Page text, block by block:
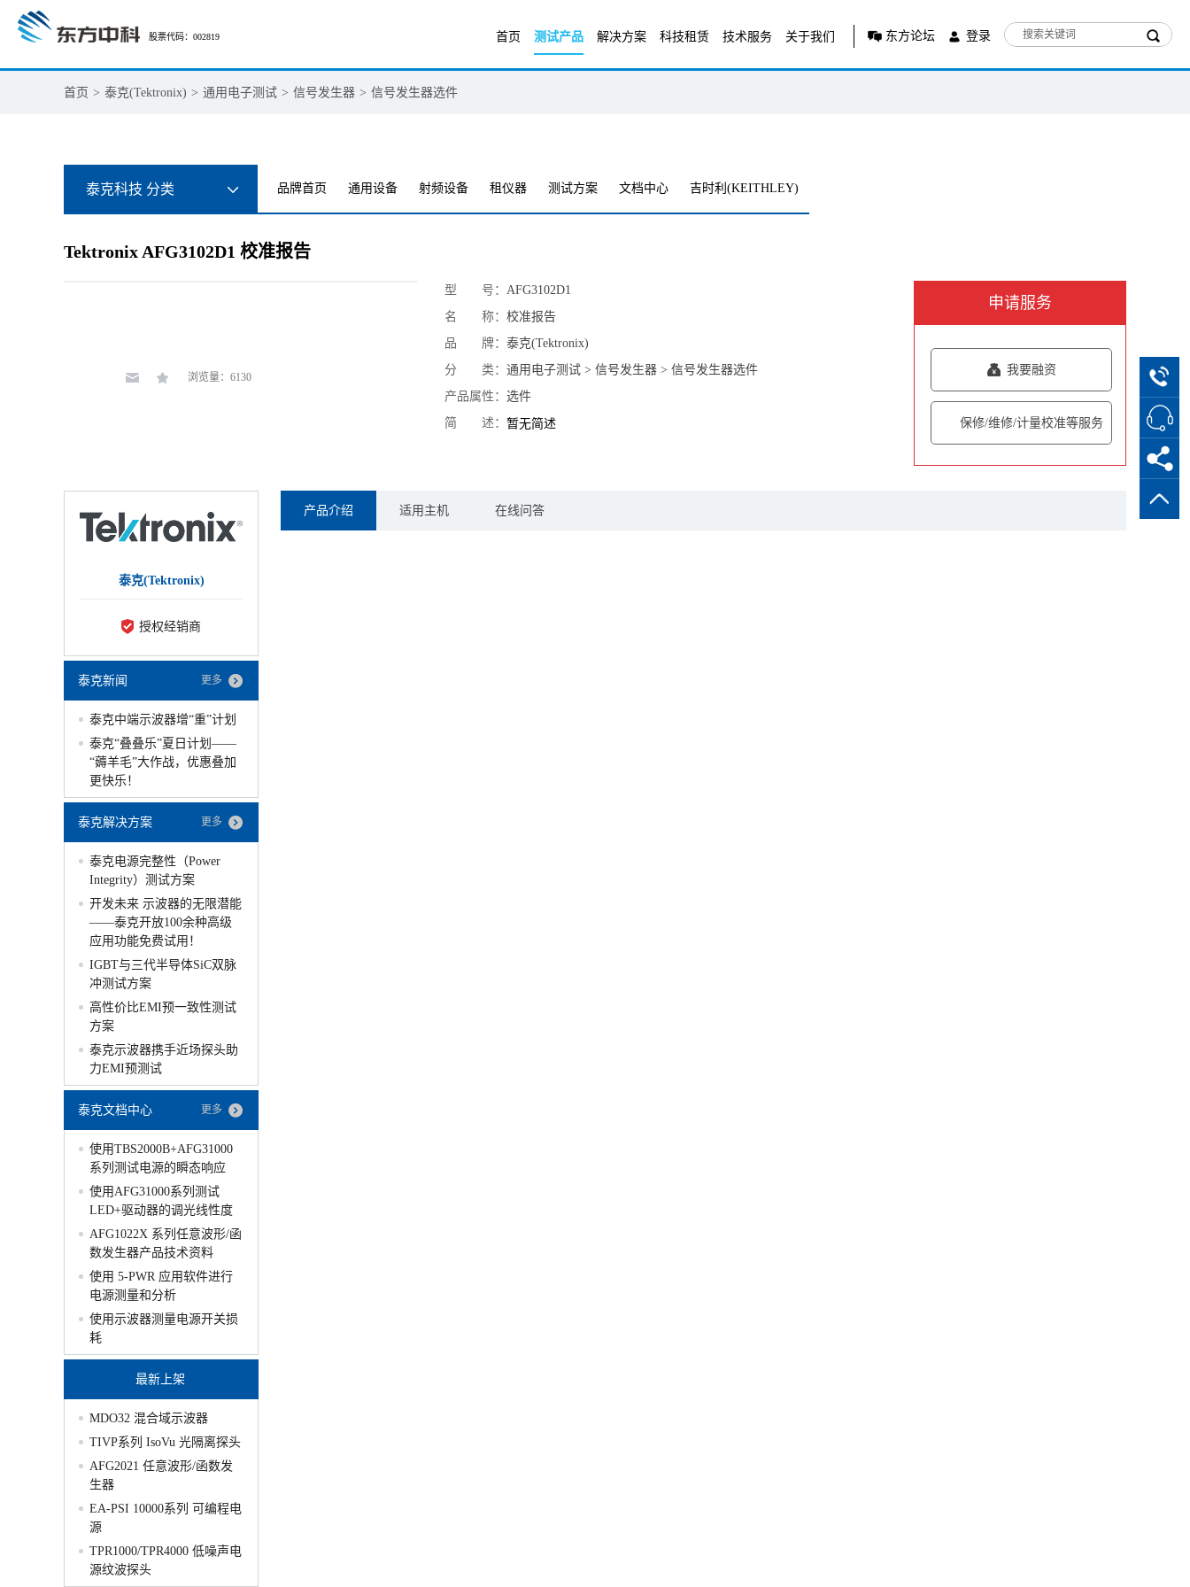
股票代码：002819 首页 测试产品 解决方案 科技租赁 技术服务 关于我们 东方论坛 登录
首页 > 泰克(Tektronix) > 通用电子测试 > 信号发生器 > 信号发生器选件
泰克科技 分类 品牌首页 通用设备 射频设备 租仪器 测试方案 文档中心 吉时利(KEITHLEY)
Tektronix AFG3102D1 校准报告
浏览量：6130
型 号： AFG3102D1
名 称： 校准报告
品 牌： 泰克(Tektronix)
分 类： 通用电子测试 > 信号发生器 > 信号发生器选件
产品属性： 选件
简 述： 暂无简述
申请服务
我要融资
保修/维修/计量校准等服务
产品介绍 适用主机 在线问答
泰克(Tektronix)
授权经销商
泰克新闻 更多
泰克中端示波器增“重”计划
泰克“叠叠乐”夏日计划——
“薅羊毛”大作战，优惠叠加
更快乐！
泰克解决方案 更多
泰克电源完整性（Power
Integrity）测试方案
开发未来 示波器的无限潜能
——泰克开放100余种高级
应用功能免费试用！
IGBT与三代半导体SiC双脉
冲测试方案
高性价比EMI预一致性测试
方案
泰克示波器携手近场探头助
力EMI预测试
泰克文档中心 更多
使用TBS2000B+AFG31000
系列测试电源的瞬态响应
使用AFG31000系列测试
LED+驱动器的调光线性度
AFG1022X 系列任意波形/函
数发生器产品技术资料
使用 5-PWR 应用软件进行
电源测量和分析
使用示波器测量电源开关损
耗
最新上架
MDO32 混合域示波器
TIVP系列 IsoVu 光隔离探头
AFG2021 任意波形/函数发
生器
EA-PSI 10000系列 可编程电
源
TPR1000/TPR4000 低噪声电
源纹波探头